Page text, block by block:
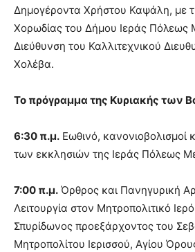
Δημογέροντα Χρήστου Καψάλη, με
Χορωδίας του Δήμου Ιεράς Πόλεως
Διεύθυνση του Καλλιτεχνικού
Χολέβα.
Το πρόγραμμα της Κυριακής των
6:30 π.μ. Εωθινό, κανονιοβολισμοί
των εκκλησιών της Ιεράς Πόλεως
7:00 π.μ. Όρθρος και Πανηγυρική
Λειτουργία στον Μητροπολιτικό
Σπυρίδωνος προεξάρχοντος του
Μητροπολίτου Ιερισσού, Αγίου